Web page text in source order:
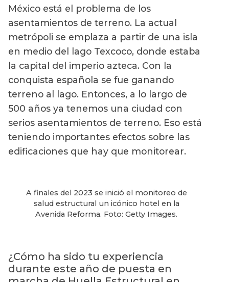
México está el problema de los
asentamientos de terreno. La actual
metrópoli se emplaza a partir de una isla
en medio del lago Texcoco, donde estaba
la capital del imperio azteca. Con la
conquista española se fue ganando
terreno al lago. Entonces, a lo largo de
500 años ya tenemos una ciudad con
serios asentamientos de terreno. Eso está
teniendo importantes efectos sobre las
edificaciones que hay que monitorear.
A finales del 2023 se inició el monitoreo de
salud estructural un icónico hotel en la
Avenida Reforma. Foto: Getty Images.
¿Cómo ha sido tu experiencia
durante este año de puesta en